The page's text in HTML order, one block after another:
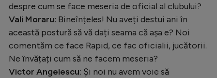
despre cum se face meseria de oficial al clubului?
Vali Moraru: Bineînțeles! Nu aveți destui ani în
această postură să vă dați seama că așa e? Noi
comentăm ce face Rapid, ce fac oficialii, jucătorii.
Ne învățați cum să ne facem meseria?
Victor Angelescu: Și noi nu avem voie să